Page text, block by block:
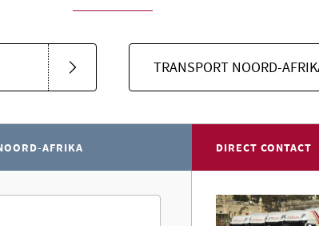
TRANSPORT NOORD-
AFRIKA DIRECT CONTACT